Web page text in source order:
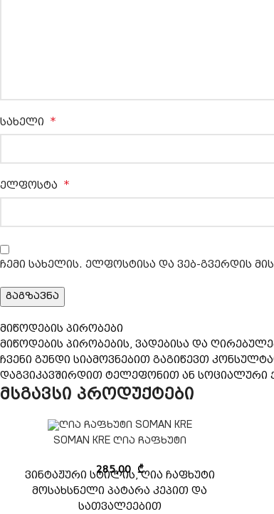
სახელი *
ელფოსტა *
ჩემი სახელის. ელფოსტისა და ვებ-გვერდის
მიწოდების პირობები
მიწოდების პირობების, ვადებისა და
ჩვენი გუნდი სიამოვნებით გაგიწევთ
დაგვიკავშირდით ტელეფონით ან სოციალური
მსგავსი პროდუქტები
SOMAN KRE ღია ჩაფხუტი
285,00 ₾
ვინტაჟური სტილის, ღია ჩაფხუტი
მოსახსნელი პატარა კეპით და
სათვალეებით